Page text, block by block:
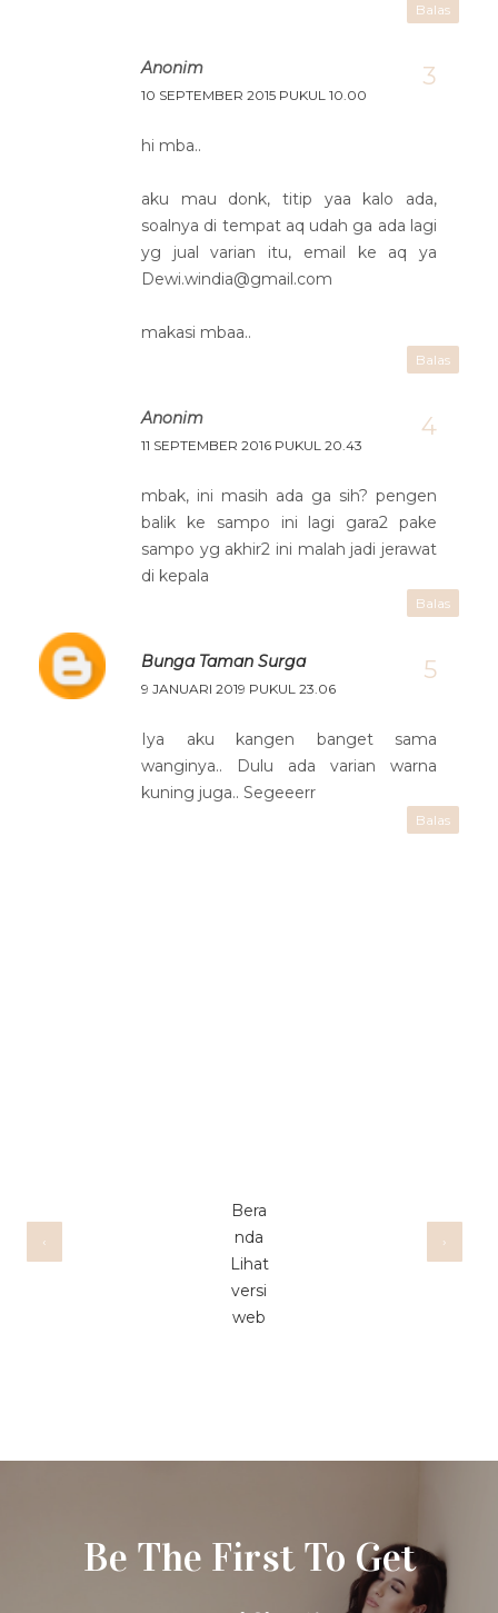
Balas
Anonim
10 SEPTEMBER 2015 PUKUL 10.00
hi mba..
aku mau donk, titip yaa kalo ada,
soalnya di tempat aq udah ga ada lagi
yg jual varian itu, email ke aq ya
Dewi.windia@gmail.com
makasi mbaa..
Balas
Anonim
11 SEPTEMBER 2016 PUKUL 20.43
mbak, ini masih ada ga sih? pengen
balik ke sampo ini lagi gara2 pake
sampo yg akhir2 ini malah jadi jerawat
di kepala
Balas
Bunga Taman Surga
9 JANUARI 2019 PUKUL 23.06
Iya aku kangen banget sama
wanginya.. Dulu ada varian warna
kuning juga.. Segeeerr
Balas
‹ ›
Bera
nda
Lihat
versi
web
Be The First To Get